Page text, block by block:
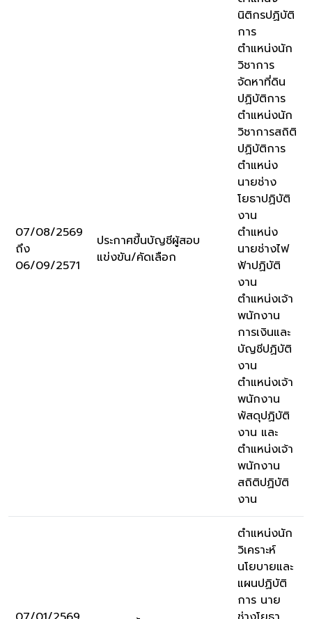
07/08/2569
ถึง
06/09/2571
ประกาศขึ้นบัญชีผู้สอบ
แข่งขัน/คัดเลือก
นิติกรปฏิบัติ
การ
ตำแหน่งนัก
วิชาการ
จัดหาที่ดิน
ปฏิบัติการ
ตำแหน่งนัก
วิชาการสถิติ
ปฏิบัติการ
ตำแหน่ง
นายช่าง
โยธาปฏิบัติ
งาน
ตำแหน่ง
นายช่างไฟ
ฟ้าปฏิบัติ
งาน
ตำแหน่งเจ้า
พนักงาน
การเงินและ
บัญชีปฏิบัติ
งาน
ตำแหน่งเจ้า
พนักงาน
พัสดุปฏิบัติ
งาน และ
ตำแหน่งเจ้า
พนักงาน
สถิติปฏิบัติ
งาน
ตำแหน่งนัก
วิเคราะห์
นโยบายและ
แผนปฏิบัติ
การ นาย